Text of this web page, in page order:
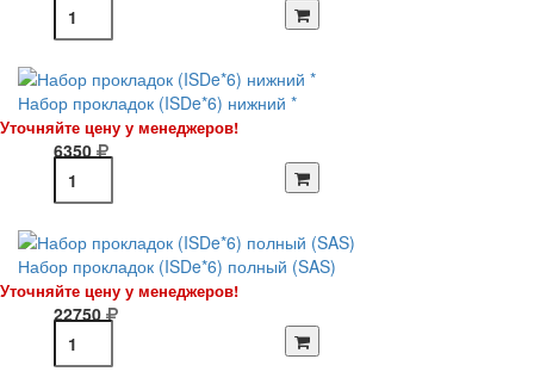
Набор прокладок (ISDe*6) нижний *
Уточняйте цену у менеджеров!
6350
Набор прокладок (ISDe*6) полный (SAS)
Уточняйте цену у менеджеров!
22750